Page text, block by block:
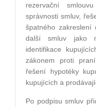
rezervační
správnosti smluv,
špatného zakreslení
další smluv jako
identifikace
zákonem proti
řešení hypotéky
kupujících a
Po podpisu smluv př